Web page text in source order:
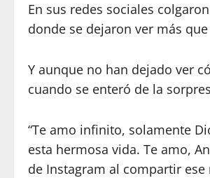
En sus redes sociales
donde se dejaron ver más
Y aunque no han dejado ver
cuando se enteró de la
“Te amo infinito, solamente
esta hermosa vida. Te amo,
de Instagram al compartir